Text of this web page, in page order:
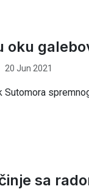
oku
20 Jun 2021
Sutomora
sa